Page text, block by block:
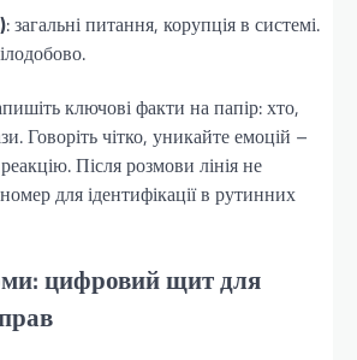
: загальні питання, корупція в системі.
ключові факти на папір: хто,
Говоріть чітко, уникайте емоцій –
Після розмови лінія не
для ідентифікації в рутинних
цифровий щит для